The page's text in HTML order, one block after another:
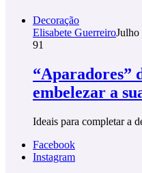
Decoração
Elisabete GuerreiroJulho
91
“Aparadores”
embelezar a
Ideais para completar a
Facebook
Instagram